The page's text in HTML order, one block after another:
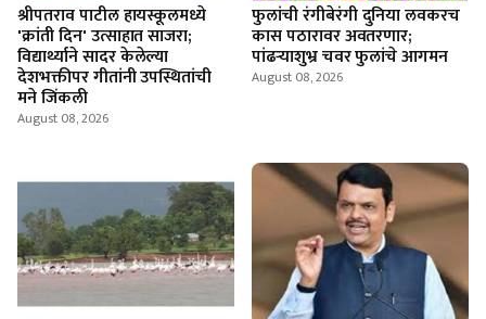
श्रीपतराव पाटील हायस्कूलमध्ये
'क्रांती दिन' उत्साहात साजरा;
विद्यार्थ्याने सादर केलेल्या
देशभक्तीपर गीतांनी उपस्थितांची
मने जिंकली
August 08, 2026
फुलांची रंगीबेरंगी दुनिया लवकरच
कास पठारावर अवतरणार;
पांढऱ्याशुभ्र चवर फुलांचे आगमन
August 08, 2026